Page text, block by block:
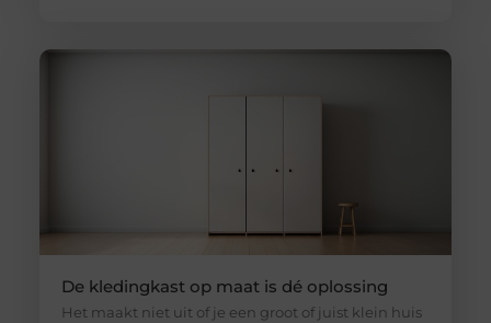
De kledingkast op maat is dé oplossing
Het maakt niet uit of je een groot of juist klein huis